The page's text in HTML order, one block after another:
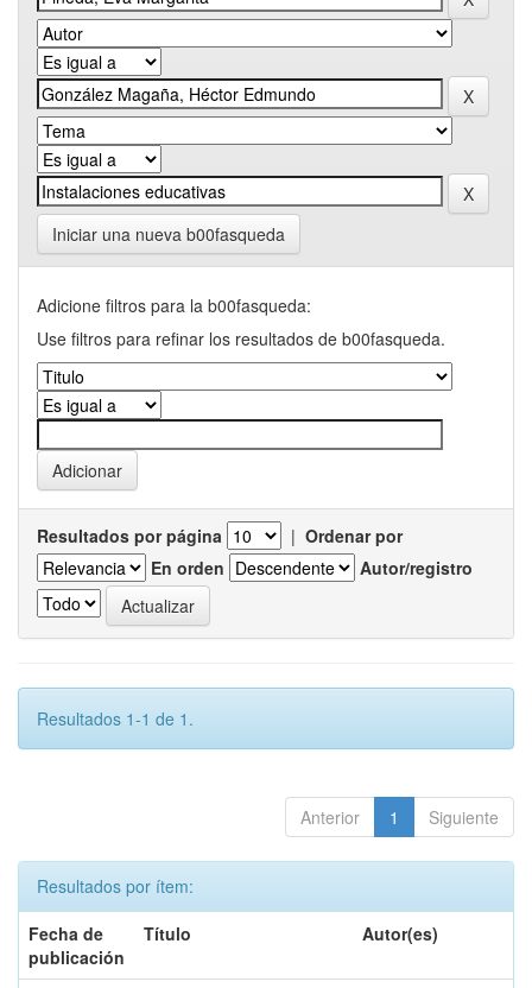
Iniciar una nueva b00fasqueda
Adicione filtros para la b00fasqueda:
Use filtros para refinar los resultados de b00fasqueda.
Resultados por página | Ordenar por
En orden
Autor/registro
Resultados 1-1 de 1.
Anterior 1 Siguiente
Resultados por ítem:
Fecha de
publicación
Título Autor(es)